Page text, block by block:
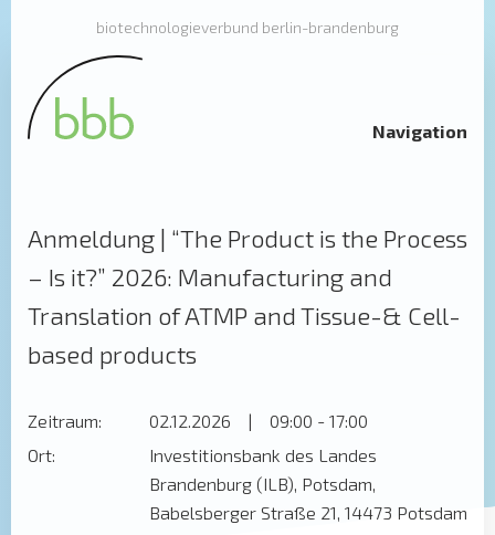
biotechnologieverbund berlin-brandenburg
Navigation
Anmeldung | “The Product is the Process
– Is it?” 2026: Manufacturing and
Translation of ATMP and Tissue-& Cell-
based products
Zeitraum: 02.12.2026 |
09:00 - 17:00
Ort:
Investitionsbank des Landes
Brandenburg (ILB), Potsdam,
Babelsberger Straße 21, 14473 Potsdam